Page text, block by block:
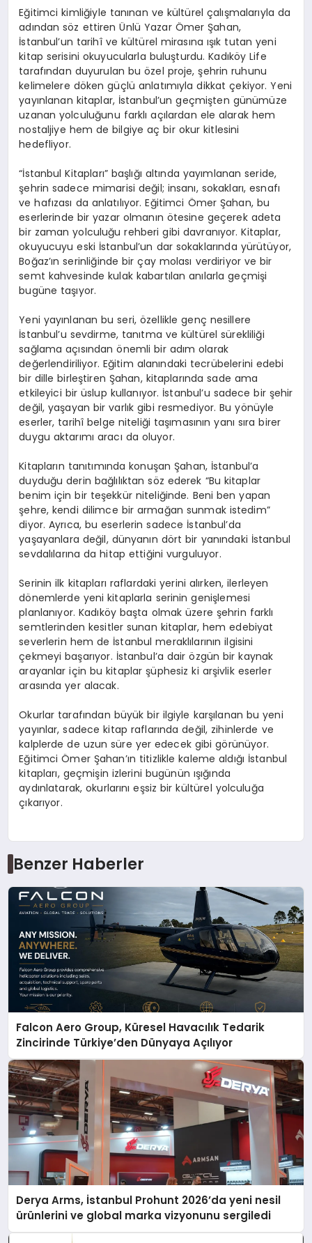
Eğitimci kimliğiyle tanınan ve kültürel çalışmalarıyla da
adından söz ettiren Ünlü Yazar Ömer Şahan,
İstanbul’un tarihî ve kültürel mirasına ışık tutan yeni
kitap serisini okuyucularla buluşturdu. Kadıköy Life
tarafından duyurulan bu özel proje, şehrin ruhunu
kelimelere döken güçlü anlatımıyla dikkat çekiyor. Yeni
yayınlanan kitaplar, İstanbul’un geçmişten günümüze
uzanan yolculuğunu farklı açılardan ele alarak hem
nostaljiye hem de bilgiye aç bir okur kitlesini
hedefliyor.
“İstanbul Kitapları” başlığı altında yayımlanan seride,
şehrin sadece mimarisi değil; insanı, sokakları, esnafı
ve hafızası da anlatılıyor. Eğitimci Ömer Şahan, bu
eserlerinde bir yazar olmanın ötesine geçerek adeta
bir zaman yolculuğu rehberi gibi davranıyor. Kitaplar,
okuyucuyu eski İstanbul’un dar sokaklarında yürütüyor,
Boğaz’ın serinliğinde bir çay molası verdiriyor ve bir
semt kahvesinde kulak kabartılan anılarla geçmişi
bugüne taşıyor.
Yeni yayınlanan bu seri, özellikle genç nesillere
İstanbul’u sevdirme, tanıtma ve kültürel sürekliliği
sağlama açısından önemli bir adım olarak
değerlendiriliyor. Eğitim alanındaki tecrübelerini edebi
bir dille birleştiren Şahan, kitaplarında sade ama
etkileyici bir üslup kullanıyor. İstanbul’u sadece bir şehir
değil, yaşayan bir varlık gibi resmediyor. Bu yönüyle
eserler, tarihî belge niteliği taşımasının yanı sıra birer
duygu aktarımı aracı da oluyor.
Kitapların tanıtımında konuşan Şahan, İstanbul’a
duyduğu derin bağlılıktan söz ederek “Bu kitaplar
benim için bir teşekkür niteliğinde. Beni ben yapan
şehre, kendi dilimce bir armağan sunmak istedim”
diyor. Ayrıca, bu eserlerin sadece İstanbul’da
yaşayanlara değil, dünyanın dört bir yanındaki İstanbul
sevdalılarına da hitap ettiğini vurguluyor.
Serinin ilk kitapları raflardaki yerini alırken, ilerleyen
dönemlerde yeni kitaplarla serinin genişlemesi
planlanıyor. Kadıköy başta olmak üzere şehrin farklı
semtlerinden kesitler sunan kitaplar, hem edebiyat
severlerin hem de İstanbul meraklılarının ilgisini
çekmeyi başarıyor. İstanbul’a dair özgün bir kaynak
arayanlar için bu kitaplar şüphesiz ki arşivlik eserler
arasında yer alacak.
Okurlar tarafından büyük bir ilgiyle karşılanan bu yeni
yayınlar, sadece kitap raflarında değil, zihinlerde ve
kalplerde de uzun süre yer edecek gibi görünüyor.
Eğitimci Ömer Şahan’ın titizlikle kaleme aldığı İstanbul
kitapları, geçmişin izlerini bugünün ışığında
aydınlatarak, okurlarını eşsiz bir kültürel yolculuğa
çıkarıyor.
Benzer Haberler
Falcon Aero Group, Küresel Havacılık Tedarik
Zincirinde Türkiye’den Dünyaya Açılıyor
Derya Arms, İstanbul Prohunt 2026’da yeni nesil
ürünlerini ve global marka vizyonunu sergiledi